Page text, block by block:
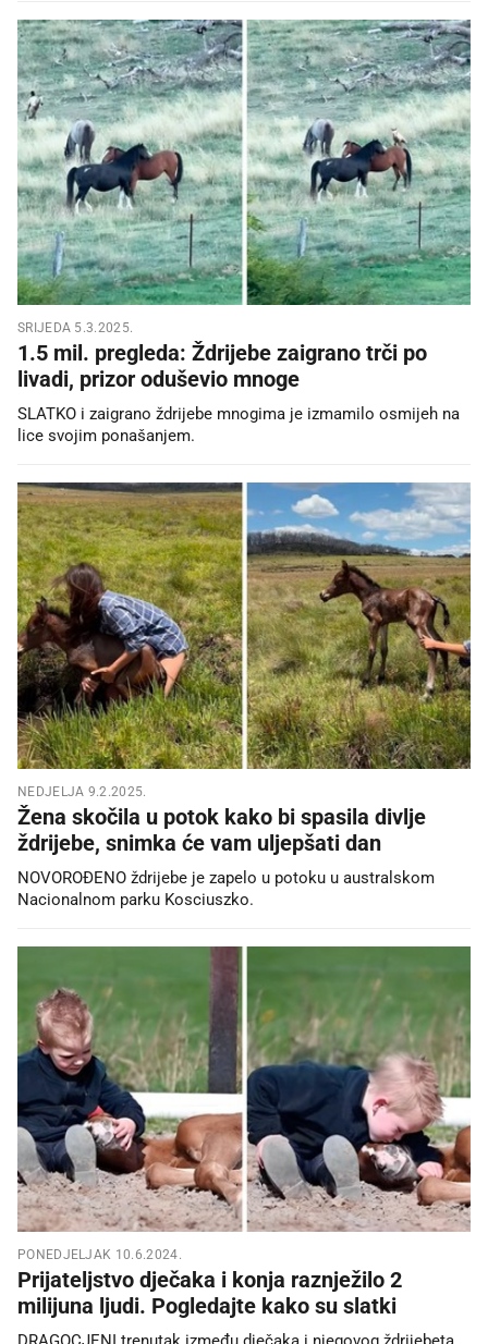
SRIJEDA 5.3.2025.
1.5 mil. pregleda: Ždrijebe zaigrano trči po
livadi, prizor oduševio mnoge
SLATKO i zaigrano ždrijebe mnogima je izmamilo osmijeh na
lice svojim ponašanjem.
NEDJELJA 9.2.2025.
Žena skočila u potok kako bi spasila divlje
ždrijebe, snimka će vam uljepšati dan
NOVOROĐENO ždrijebe je zapelo u potoku u australskom
Nacionalnom parku Kosciuszko.
PONEDJELJAK 10.6.2024.
Prijateljstvo dječaka i konja raznježilo 2
milijuna ljudi. Pogledajte kako su slatki